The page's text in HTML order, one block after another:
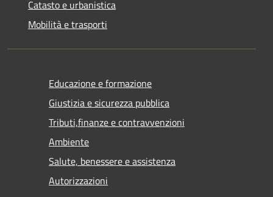
Catasto e urbanistica
Mobilità e trasporti
Educazione e formazione
Giustizia e sicurezza pubblica
Tributi,finanze e contravvenzioni
Ambiente
Salute, benessere e assistenza
Autorizzazioni